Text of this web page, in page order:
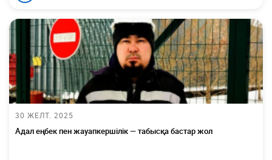
30 ЖЕЛТ. 2025
Адал еңбек пен жауапкершілік — табысқа бастар жол